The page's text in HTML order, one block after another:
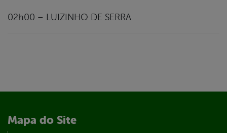
02h00 – LUIZINHO DE SERRA
Mapa do Site